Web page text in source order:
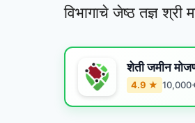
विभागाचे जेष्ठ तज्ञ
शेती जमीन
4.9 ★